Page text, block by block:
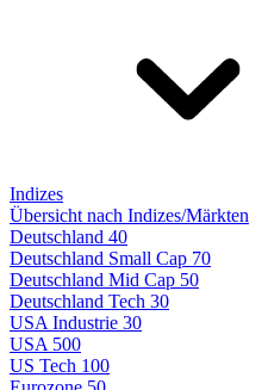
Indizes
Übersicht nach Indizes/Märkten
Deutschland 40
Deutschland Small Cap 70
Deutschland Mid Cap 50
Deutschland Tech 30
USA Industrie 30
USA 500
US Tech 100